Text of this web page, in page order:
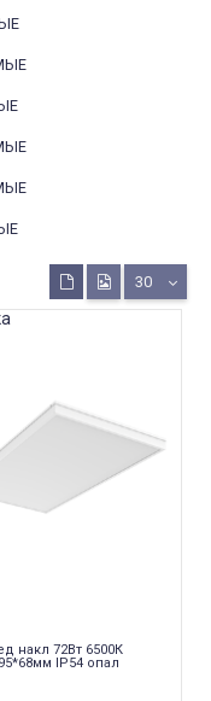
30
накл 72Вт 6500К
IP54 опал